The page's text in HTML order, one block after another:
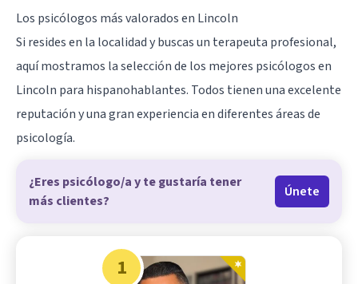
Los psicólogos más valorados en Lincoln
Si resides en la localidad y buscas un terapeuta profesional,
aquí mostramos la selección de los mejores psicólogos en
Lincoln para hispanohablantes. Todos tienen una excelente
reputación y una gran experiencia en diferentes áreas de
psicología.
¿Eres psicólogo/a y te gustaría tener
más clientes?
Únete
1